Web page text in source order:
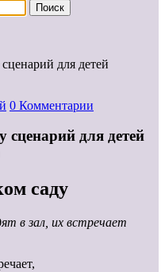
для детей
0 Комментарии
сценарий для детей
саду
в зал, их встречает